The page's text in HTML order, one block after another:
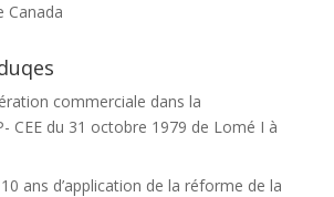
Canada
commerciale dans la
CEE du 31 octobre 1979 de Lomé I à
10 ans d’application de la réforme de la